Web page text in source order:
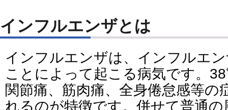
インフルエンザとは
インフルエンザは、インフルエ
ことによって起こる病気です。
関節痛、筋肉痛、全身倦怠感等の
れるのが特徴です。併せて普通